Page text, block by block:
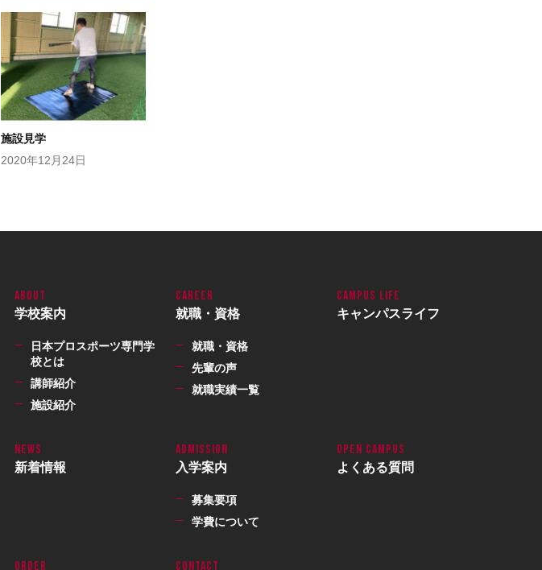
施設見学
2020年12月24日
学校案内
日本プロスポーツ専門学
校とは
講師紹介
施設紹介
就職・資格
就職・資格
先輩の声
就職実績一覧
キャンパスライフ
新着情報 入学案内
募集要項
学費について
よくある質問